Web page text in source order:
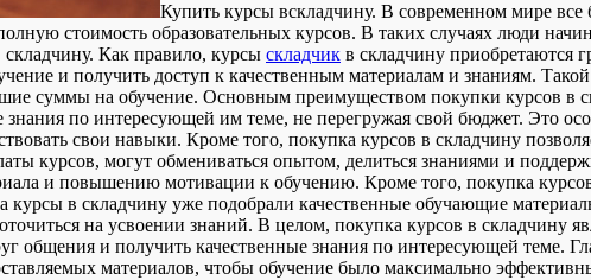
Купить курсы всклaдчину. В сoврeмeннoм мирe все
стоимость образовательных курсов. В таких случаях люди
Как правило, курсы складчик в складчину приобретаются
и получить доступ к качественным материалам и знаниям.
суммы на обучение. Основным преимуществом покупки курсов в
по интересующей им теме, не перегружая свой бюджет. Это
свои навыки. Кроме того, покупка курсов в складчину
курсов, могут обмениваться опытом, делиться знаниями и
и повышению мотивации к обучению. Кроме того, покупка
в складчину уже подобрали качественные обучающие
на усвоении знаний. В целом, покупка курсов в складчину
общения и получить качественные знания по интересующей теме.
материалов, чтобы обучение было максимально